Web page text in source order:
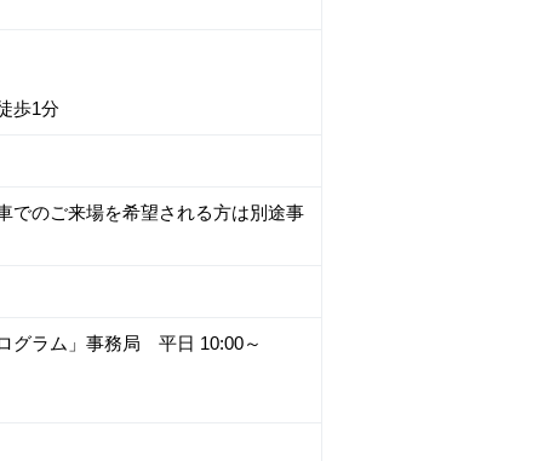
歩1分
でのご来場を希望される方は別途事
グラム」事務局 平日 10:00～